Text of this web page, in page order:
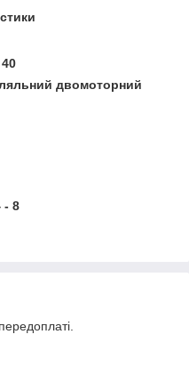
двомоторний
- 8